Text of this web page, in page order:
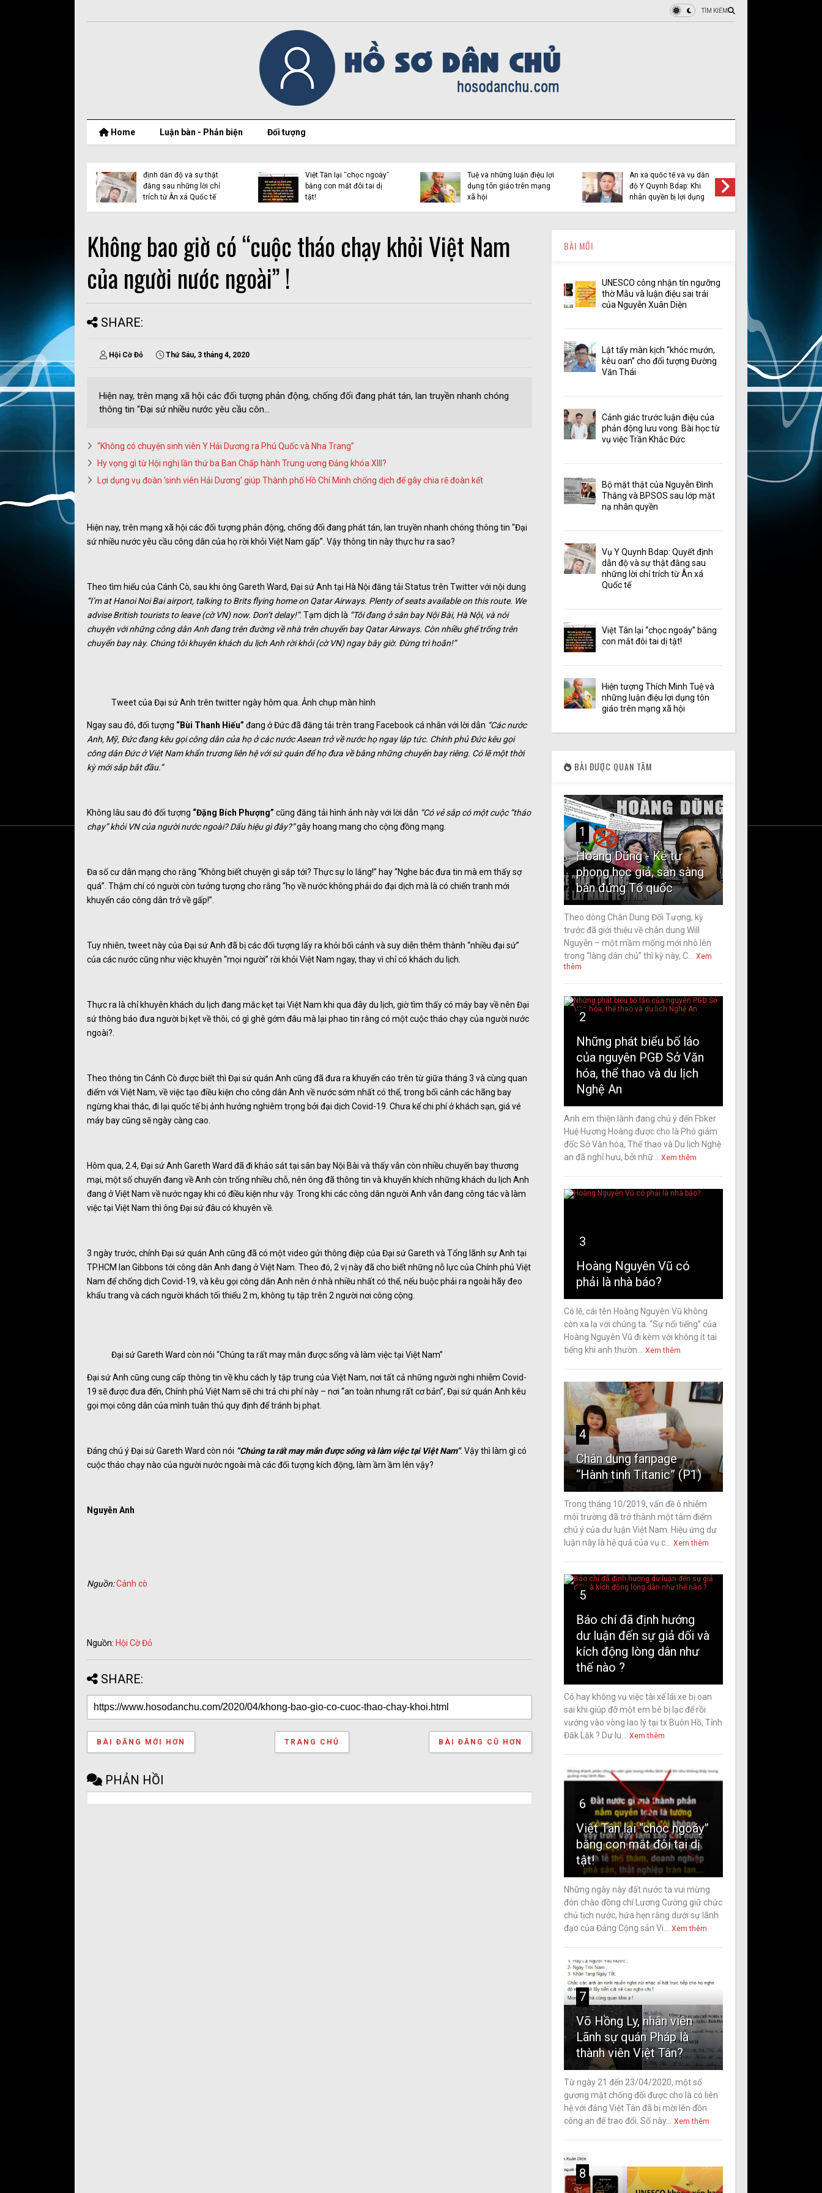
TÌM KIẾM
Home Luận bàn - Phản biện Đối tượng
định dẫn độ và sự thật
đằng sau những lời chỉ
trích từ Ân xá Quốc tế
Việt Tân lại “chọc ngoáy”
bằng con mắt đôi tai dị
tật!
Tuệ và những luận điệu lợi
dụng tôn giáo trên mạng
xã hội
Ân xá quốc tế và vụ dẫn
độ Y Quynh Bdap: Khi
nhân quyền bị lợi dụng
Không bao giờ có “cuộc tháo chạy khỏi Việt Nam
của người nước ngoài” !
SHARE:
Hội Cờ Đỏ Thứ Sáu, 3 tháng 4, 2020
Hiện nay, trên mạng xã hội các đối tượng phản động, chống đối đang phát tán, lan truyền nhanh chóng
thông tin “Đại sứ nhiều nước yêu cầu côn...
“Không có chuyện sinh viên Y Hải Dương ra Phú Quốc và Nha Trang”
Hy vọng gì từ Hội nghị lần thứ ba Ban Chấp hành Trung ương Đảng khóa XIII?
Lợi dụng vụ đoàn ‘sinh viên Hải Dương’ giúp Thành phố Hồ Chí Minh chống dịch để gây chia rẽ đoàn kết
Hiện nay, trên mạng xã hội các đối tượng phản động, chống đối đang phát tán, lan truyền nhanh chóng thông tin “Đại
sứ nhiều nước yêu cầu công dân của họ rời khỏi Việt Nam gấp”. Vậy thông tin này thực hư ra sao?
Theo tìm hiểu của Cánh Cò, sau khi ông Gareth Ward, Đại sứ Anh tại Hà Nội đăng tải Status trên Twitter với nội dung
“I’m at Hanoi Noi Bai airport, talking to Brits flying home on Qatar Airways. Plenty of seats available on this route. We
advise British tourists to leave (cờ VN) now. Don’t delay!”. Tạm dịch là “Tôi đang ở sân bay Nội Bài, Hà Nội, và nói
chuyện với những công dân Anh đang trên đường về nhà trên chuyến bay Qatar Airways. Còn nhiều ghế trống trên
chuyến bay này. Chúng tôi khuyên khách du lịch Anh rời khỏi (cờ VN) ngay bây giờ. Đừng trì hoãn!”
Tweet của Đại sứ Anh trên twitter ngày hôm qua. Ảnh chụp màn hình
Ngay sau đó, đối tượng “Bùi Thanh Hiếu” đang ở Đức đã đăng tải trên trang Facebook cá nhân với lời dẫn “Các nước
Anh, Mỹ, Đức đang kêu gọi công dân của họ ở các nước Asean trở về nước họ ngay lập tức. Chính phủ Đức kêu gọi
công dân Đức ở Việt Nam khẩn trương liên hệ với sứ quán để họ đưa về bằng những chuyến bay riêng. Có lẽ một thời
kỳ mới sắp bắt đầu.”
Không lâu sau đó đối tượng “Đặng Bích Phượng” cũng đăng tải hình ảnh này với lời dẫn “Có vẻ sắp có một cuộc “tháo
chạy” khỏi VN của người nước ngoài? Dấu hiệu gì đây?”gây hoang mang cho cộng đồng mạng.
Đa số cư dân mạng cho rằng “Không biết chuyện gì sắp tới? Thực sự lo lắng!” hay “Nghe bác đưa tin mà em thấy sợ
quá”. Thậm chí có người còn tưởng tượng cho rằng “họ về nước không phải do đại dịch mà là có chiến tranh mới
khuyến cáo công dân trở về gấp!”.
Tuy nhiên, tweet này của Đại sứ Anh đã bị các đối tượng lấy ra khỏi bối cảnh và suy diễn thêm thành “nhiều đại sứ”
của các nước cũng như việc khuyên “mọi người” rời khỏi Việt Nam ngay, thay vì chỉ có khách du lịch.
Thực ra là chỉ khuyên khách du lịch đang mắc kẹt tại Việt Nam khi qua đây du lịch, giờ tìm thấy có máy bay về nên Đại
sứ thông báo đưa người bị kẹt về thôi, có gì ghê gớm đâu mà lại phao tin rằng có một cuộc tháo chạy của người nước
ngoài?.
Theo thông tin Cánh Cò được biết thì Đại sứ quán Anh cũng đã đưa ra khuyến cáo trên từ giữa tháng 3 và cùng quan
điểm với Việt Nam, về việc tạo điều kiện cho công dân Anh về nước sớm nhất có thể, trong bối cảnh các hãng bay
ngừng khai thác, đi lại quốc tế bị ảnh hưởng nghiêm trọng bởi đại dịch Covid-19. Chưa kể chi phí ở khách sạn, giá vé
máy bay cũng sẽ ngày càng cao.
Hôm qua, 2.4, Đại sứ Anh Gareth Ward đã đi khảo sát tại sân bay Nội Bài và thấy vẫn còn nhiều chuyến bay thương
mại, một số chuyến đang về Anh còn trống nhiều chỗ, nên ông đã thông tin và khuyến khích những khách du lịch Anh
đang ở Việt Nam về nước ngay khi có điều kiện như vậy. Trong khi các công dân người Anh vẫn đang công tác và làm
việc tại Việt Nam thì ông Đại sứ đâu có khuyên về.
3 ngày trước, chính Đại sứ quán Anh cũng đã có một video gửi thông điệp của Đại sứ Gareth và Tổng lãnh sự Anh tại
TP.HCM Ian Gibbons tới công dân Anh đang ở Việt Nam. Theo đó, 2 vị này đã cho biết những nỗ lực của Chính phủ Việt
Nam để chống dịch Covid-19, và kêu gọi công dân Anh nên ở nhà nhiều nhất có thể, nếu buộc phải ra ngoài hãy đeo
khẩu trang và cách người khách tối thiểu 2 m, không tụ tập trên 2 người nơi công cộng.
Đại sứ Gareth Ward còn nói “Chúng ta rất may mắn được sống và làm việc tại Việt Nam”
Đại sứ Anh cũng cung cấp thông tin về khu cách ly tập trung của Việt Nam, nơi tất cả những người nghi nhiễm Covid-
19 sẽ được đưa đến, Chính phủ Việt Nam sẽ chi trả chi phí này – nơi “an toàn nhưng rất cơ bản”, Đại sứ quán Anh kêu
gọi mọi công dân của mình tuân thủ quy định để tránh bị phạt.
Đáng chú ý Đại sứ Gareth Ward còn nói “Chúng ta rất may mắn được sống và làm việc tại Việt Nam”. Vậy thì làm gì có
cuộc tháo chạy nào của người nước ngoài mà các đối tượng kích động, làm ầm ầm lên vậy?
Nguyễn Anh
Nguồn:Cánh cò
Nguồn: Hội Cờ Đỏ
SHARE:
BÀI ĐĂNG MỚI HƠN BÀI ĐĂNG CŨ HƠN
TRANG CHỦ
PHẢN HỒI
BÀI MỚI
UNESCO công nhận tín ngưỡng
thờ Mẫu và luận điệu sai trái
của Nguyễn Xuân Diện
Lật tẩy màn kịch “khóc mướn,
kêu oan” cho đối tượng Đường
Văn Thái
Cảnh giác trước luận điệu của
phản động lưu vong: Bài học từ
vụ việc Trần Khắc Đức
Bộ mặt thật của Nguyễn Đình
Thắng và BPSOS sau lớp mặt
nạ nhân quyền
Vụ Y Quynh Bdap: Quyết định
dẫn độ và sự thật đằng sau
những lời chỉ trích từ Ân xá
Quốc tế
Việt Tân lại “chọc ngoáy” bằng
con mắt đôi tai dị tật!
Hiện tượng Thích Minh Tuệ và
những luận điệu lợi dụng tôn
giáo trên mạng xã hội
BÀI ĐƯỢC QUAN TÂM
1
Hoàng Dũng - Kẻ tự
phong học giả, sẵn sàng
bán đứng Tổ quốc
Theo dòng Chân Dung Đối Tượng, kỳ
trước đã giới thiệu về chân dung Will
Nguyễn – một mầm mống mới nhô lên
trong “làng dân chủ” thì kỳ này, C...
Xem
thêm
2
Những phát biểu bố láo
của nguyên PGĐ Sở Văn
hóa, thể thao và du lịch
Nghệ An
Anh em thiện lành đang chú ý đến Fbker
Huệ Hương Hoàng được cho là Phó giám
đốc Sở Văn hóa, Thể thao và Du lịch Nghệ
an đã nghỉ hưu, bởi nhữ...
Xem thêm
3
Hoàng Nguyên Vũ có
phải là nhà báo?
Có lẽ, cái tên Hoàng Nguyên Vũ không
còn xa lạ với chúng ta. “Sự nổi tiếng” của
Hoàng Nguyên Vũ đi kèm với không ít tai
tiếng khi anh thườn...
Xem thêm
4
Chân dung fanpage
“Hành tinh Titanic” (P1)
Trong tháng 10/2019, vấn đề ô nhiễm
môi trường đã trở thành một tâm điểm
chú ý của dư luận Việt Nam. Hiệu ứng dư
luận này là hệ quả của vụ c...
Xem thêm
5
Báo chí đã định hướng
dư luận đến sự giả dối và
kích động lòng dân như
thế nào ?
Có hay không vụ việc tài xế lái xe bị oan
sai khi giúp đỡ một em bé bị lạc để rồi
vướng vào vòng lao lý tại tx Buôn Hồ, Tỉnh
Đăk Lăk ? Dư lu...
Xem thêm
6
Việt Tân lại “chọc ngoáy”
bằng con mắt đôi tai dị
tật!
Những ngày này đất nước ta vui mừng
đón chào đồng chí Lương Cường giữ chức
chủ tịch nước, hứa hẹn rằng dưới sự lãnh
đạo của Đảng Cộng sản Vi...
Xem thêm
7
Võ Hồng Ly, nhân viên
Lãnh sự quán Pháp là
thành viên Việt Tân?
Từ ngày 21 đến 23/04/2020, một số
gương mặt chống đối được cho là có liên
hệ với đảng Việt Tân đã bị mời lên đồn
công an để trao đổi. Số này...
Xem thêm
8